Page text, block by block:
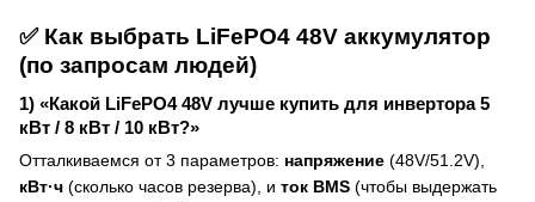
✅ Как выбрать LiFePO4 48V аккумулятор
(по запросам людей)
1) «Какой LiFePO4 48V лучше купить для инвертора 5
кВт / 8 кВт / 10 кВт?»
Отталкиваемся от 3 параметров: напряжение (48V/51.2V),
кВт·ч (сколько часов резерва), и ток BMS (чтобы выдержать